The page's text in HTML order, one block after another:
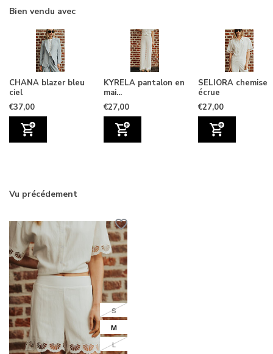
Bien vendu avec
CHANA blazer bleu
ciel
€37,00
KYRELA pantalon en
mai...
€27,00
SELIORA chemise
écrue
€27,00
Vu précédement
S
M
L